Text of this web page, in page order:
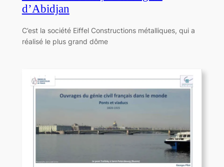
d’Abidjan
C’est la société Eiffel Constructions métalliques, qui a
réalisé le plus grand dôme